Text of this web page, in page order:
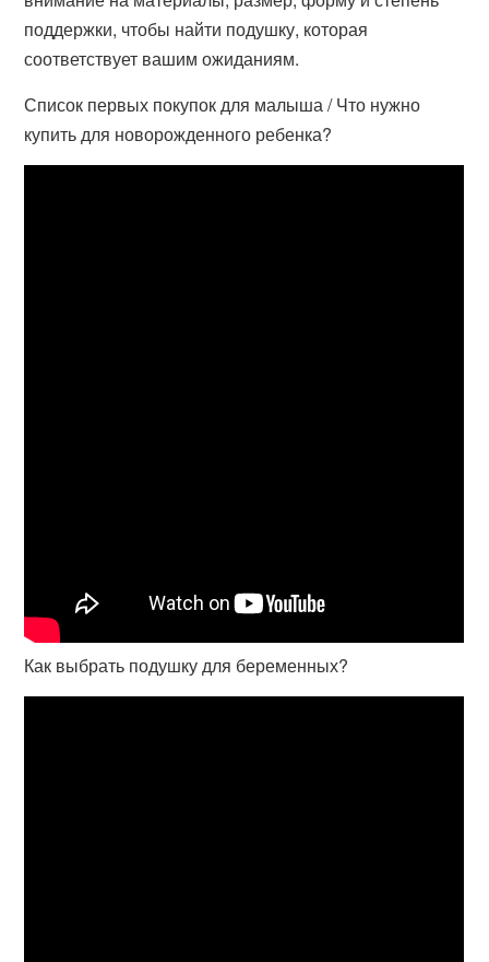
поддержки, чтобы найти подушку, которая
соответствует вашим ожиданиям.
Список первых покупок для малыша / Что нужно
купить для новорожденного ребенка?
Как выбрать подушку для беременных?